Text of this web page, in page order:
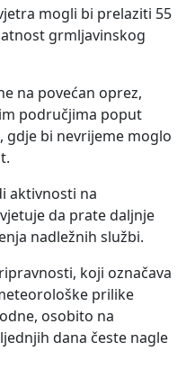
mogli bi prelaziti 55
grmljavinskog
na povećan oprez,
područjima poput
gdje bi nevrijeme moglo
aktivnosti na
da prate daljnje
nadležnih službi.
koji označava
prilike
osobito na
dana česte nagle